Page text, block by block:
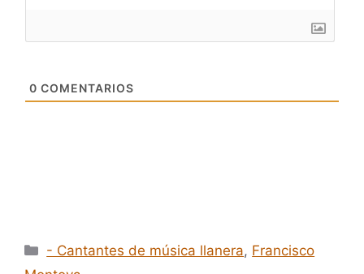
0 COMENTARIOS
Categorías
- Cantantes de música llanera, Francisco